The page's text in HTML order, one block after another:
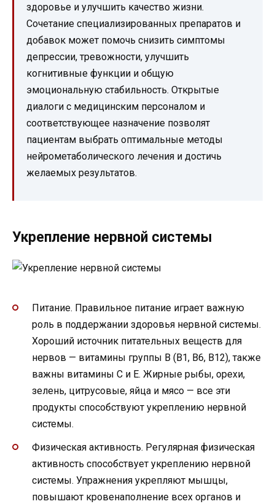
здоровье и улучшить качество жизни.
Сочетание специализированных препаратов и
добавок может помочь снизить симптомы
депрессии, тревожности, улучшить
когнитивные функции и общую
эмоциональную стабильность. Открытые
диалоги с медицинским персоналом и
соответствующее назначение позволят
пациентам выбрать оптимальные методы
нейрометаболического лечения и достичь
желаемых результатов.
Укрепление нервной системы
Питание. Правильное питание играет важную
роль в поддержании здоровья нервной системы.
Хороший источник питательных веществ для
нервов — витамины группы В (B1, B6, B12), также
важны витамины С и Е. Жирные рыбы, орехи,
зелень, цитрусовые, яйца и мясо — все эти
продукты способствуют укреплению нервной
системы.
Физическая активность. Регулярная физическая
активность способствует укреплению нервной
системы. Упражнения укрепляют мышцы,
повышают кровенаполнение всех органов и